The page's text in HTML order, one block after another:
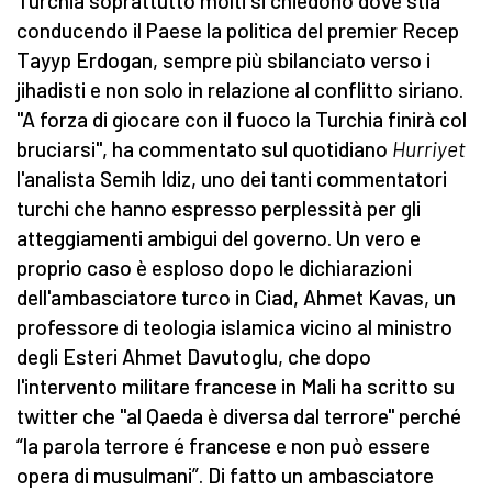
conducendo il Paese la politica del premier Recep
Tayyp Erdogan, sempre più sbilanciato verso i
jihadisti e non solo in relazione al conflitto siriano.
''A forza di giocare con il fuoco la Turchia finirà col
bruciarsi'', ha commentato sul quotidiano Hurriyet
l'analista Semih Idiz, uno dei tanti commentatori
turchi che hanno espresso perplessità per gli
atteggiamenti ambigui del governo. Un vero e
proprio caso è esploso dopo le dichiarazioni
dell'ambasciatore turco in Ciad, Ahmet Kavas, un
professore di teologia islamica vicino al ministro
degli Esteri Ahmet Davutoglu, che dopo
l'intervento militare francese in Mali ha scritto su
twitter che ''al Qaeda è diversa dal terrore'' perché
“la parola terrore é francese e non può essere
opera di musulmani”. Di fatto un ambasciatore